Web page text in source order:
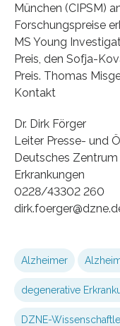
München (CIPSM)
Forschungspreise
MS Young
Preis, den Sofja-
Preis. Thomas
Kontakt
Dr. Dirk Förger
Leiter Presse- und
Deutsches
Erkrankungen
0228/43302 260
Alzheimer
degenerative
DZNE-